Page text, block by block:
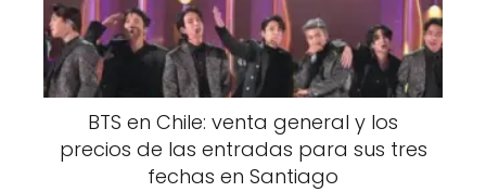
BTS en Chile: venta general y los
precios de las entradas para sus tres
fechas en Santiago